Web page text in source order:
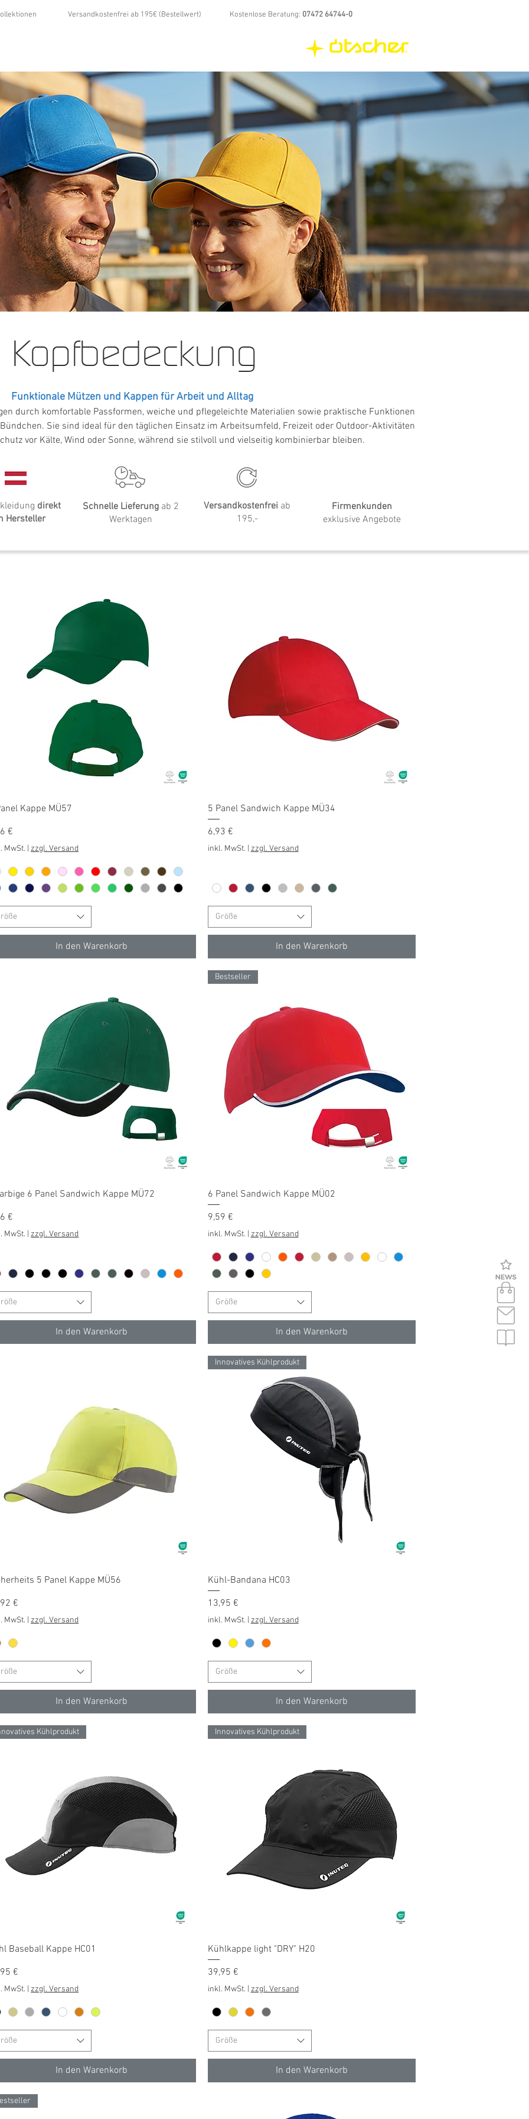
Versandkostenfrei ab 195€ (Bestellwert) Kostenlose Beratung: 07472 64744-0
Kopfbedeckung
Funktionale Mützen und Kappen für Arbeit und Alltag
durch komfortable Passformen, weiche und pflegeleichte Materialien sowie praktische Funktionen
Sie sind ideal für den täglichen Einsatz im Arbeitsumfeld, Freizeit oder Outdoor-Aktivitäten
vor Kälte, Wind oder Sonne, während sie stilvoll und vielseitig kombinierbar bleiben.
direkt
Hersteller
Schnelle Lieferungab 2
Werktagen
Versandkostenfrei ab
195,-
Firmenkunden
exklusive Angebote
Schnellansicht
Kappe MÜ57
€
MwSt. |zzgl. Versand
In den Warenkorb
Schnellansicht
5 Panel Sandwich Kappe MÜ34
Preis
6,93 €
inkl. MwSt. zzgl. Versand
Größe
In den Warenkorb
Schnellansicht
6 Panel Sandwich Kappe MÜ72
€
MwSt. |zzgl. Versand
In den Warenkorb
Schnellansicht
Bestseller
6 Panel Sandwich Kappe MÜ02
Preis
9,59 €
inkl. MwSt. zzgl. Versand
Größe
In den Warenkorb
Schnellansicht
5 Panel Kappe MÜ56
€
MwSt. |zzgl. Versand
In den Warenkorb
Schnellansicht
Innovatives Kühlprodukt
Kühl-Bandana HC03
Preis
13,95 €
inkl. MwSt. zzgl. Versand
Größe
In den Warenkorb
Schnellansicht
Kühlprodukt
Baseball Kappe HC01
€
MwSt. |zzgl. Versand
In den Warenkorb
Schnellansicht
Innovatives Kühlprodukt
Kühlkappe light "DRY" H20
Preis
39,95 €
inkl. MwSt. zzgl. Versand
Größe
In den Warenkorb